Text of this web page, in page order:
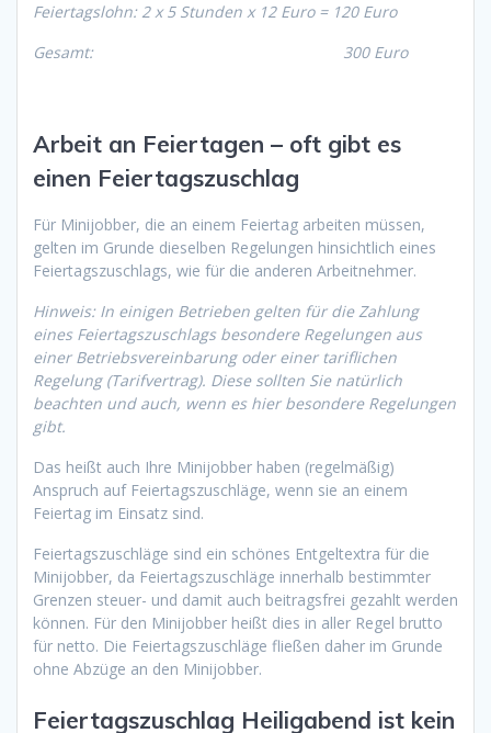
Feiertagslohn: 2 x 5 Stunden x 12 Euro = 120 Euro
Gesamt: 300 Euro
Arbeit an Feiertagen – oft gibt es
einen Feiertagszuschlag
Für Minijobber, die an einem Feiertag arbeiten müssen,
gelten im Grunde dieselben Regelungen hinsichtlich eines
Feiertagszuschlags, wie für die anderen Arbeitnehmer.
Hinweis: In einigen Betrieben gelten für die Zahlung
eines Feiertagszuschlags besondere Regelungen aus
einer Betriebsvereinbarung oder einer tariflichen
Regelung (Tarifvertrag). Diese sollten Sie natürlich
beachten und auch, wenn es hier besondere Regelungen
gibt.
Das heißt auch Ihre Minijobber haben (regelmäßig)
Anspruch auf Feiertagszuschläge, wenn sie an einem
Feiertag im Einsatz sind.
Feiertagszuschläge sind ein schönes Entgeltextra für die
Minijobber, da Feiertagszuschläge innerhalb bestimmter
Grenzen steuer- und damit auch beitragsfrei gezahlt werden
können. Für den Minijobber heißt dies in aller Regel brutto
für netto. Die Feiertagszuschläge fließen daher im Grunde
ohne Abzüge an den Minijobber.
Feiertagszuschlag Heiligabend ist kein